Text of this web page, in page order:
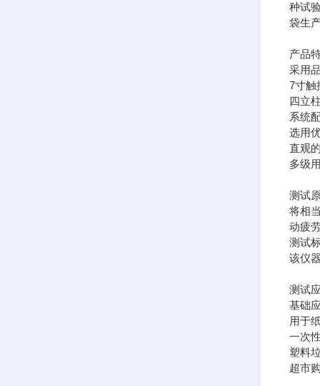
种试
袋生
产品
采用
7寸触
四立
系统
选用
直观
多级
测试
将相
动疲
测试
该仪
测试
基础
用于
一次
塑料
超市